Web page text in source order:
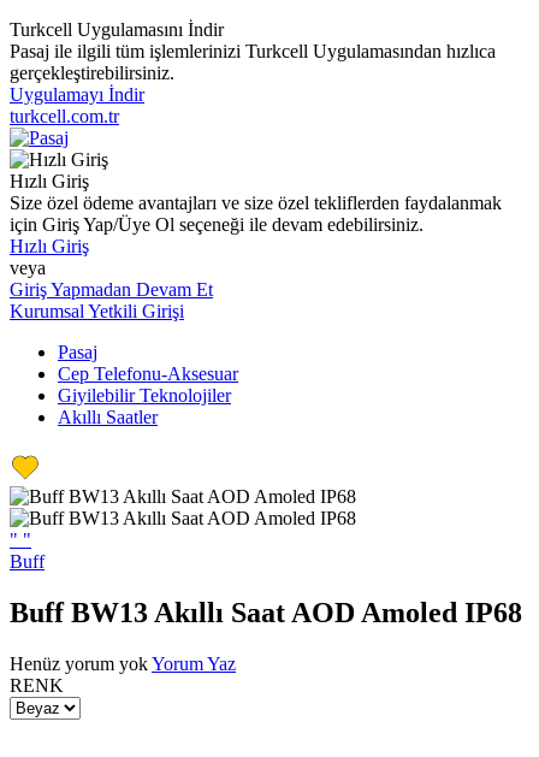
Turkcell Uygulamasını İndir
Pasaj ile ilgili tüm işlemlerinizi Turkcell Uygulamasından hızlıca
gerçekleştirebilirsiniz.
Uygulamayı İndir
turkcell.com.tr
Hızlı Giriş
Size özel ödeme avantajları ve size özel tekliflerden faydalanmak
için Giriş Yap/Üye Ol seçeneği ile devam edebilirsiniz.
Hızlı Giriş
veya
Giriş Yapmadan Devam Et
Kurumsal Yetkili Girişi
Pasaj
Cep Telefonu-Aksesuar
Giyilebilir Teknolojiler
Akıllı Saatler
" "
Buff
Buff BW13 Akıllı Saat AOD Amoled IP68
Henüz yorum yokYorum Yaz
RENK